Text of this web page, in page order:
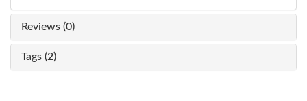
Reviews (0)
Tags (2)